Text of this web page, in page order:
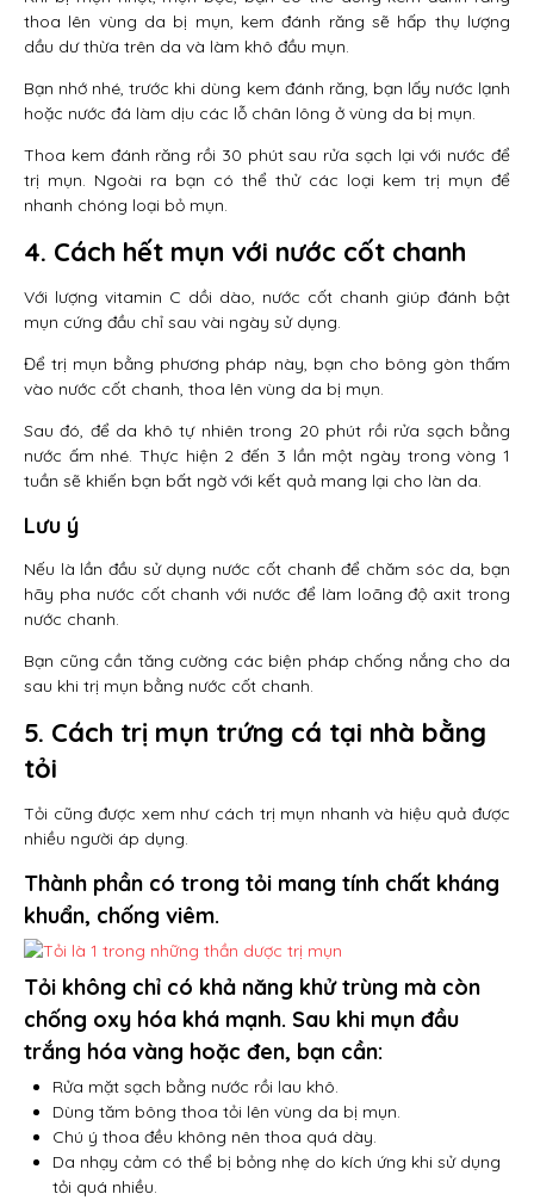
thoa lên vùng da bị mụn, kem đánh răng sẽ hấp thụ lượng
dầu dư thừa trên da và làm khô đầu mụn.
Bạn nhớ nhé, trước khi dùng kem đánh răng, bạn lấy nước lạnh
hoặc nước đá làm dịu các lỗ chân lông ở vùng da bị mụn.
Thoa kem đánh răng rồi 30 phút sau rửa sạch lại với nước để
trị mụn. Ngoài ra bạn có thể thử các loại kem trị mụn để
nhanh chóng loại bỏ mụn.
4. Cách hết mụn với nước cốt chanh
Với lượng vitamin C dồi dào, nước cốt chanh giúp đánh bật
mụn cứng đầu chỉ sau vài ngày sử dụng.
Để trị mụn bằng phương pháp này, bạn cho bông gòn thấm
vào nước cốt chanh, thoa lên vùng da bị mụn.
Sau đó, để da khô tự nhiên trong 20 phút rồi rửa sạch bằng
nước ấm nhé. Thực hiện 2 đến 3 lần một ngày trong vòng 1
tuần sẽ khiến bạn bất ngờ với kết quả mang lại cho làn da.
Lưu ý
Nếu là lần đầu sử dụng nước cốt chanh để chăm sóc da, bạn
hãy pha nước cốt chanh với nước để làm loãng độ axit trong
nước chanh.
Bạn cũng cần tăng cường các biện pháp chống nắng cho da
sau khi trị mụn bằng nước cốt chanh.
5. Cách trị mụn trứng cá tại nhà bằng
tỏi
Tỏi cũng được xem như cách trị mụn nhanh và hiệu quả được
nhiều người áp dụng.
Thành phần có trong tỏi mang tính chất kháng
khuẩn, chống viêm.
Tỏi không chỉ có khả năng khử trùng mà còn
chống oxy hóa khá mạnh. Sau khi mụn đầu
trắng hóa vàng hoặc đen, bạn cần:
Rửa mặt sạch bằng nước rồi lau khô.
Dùng tăm bông thoa tỏi lên vùng da bị mụn.
Chú ý thoa đều không nên thoa quá dày.
Da nhạy cảm có thể bị bỏng nhẹ do kích ứng khi sử dụng
tỏi quá nhiều.